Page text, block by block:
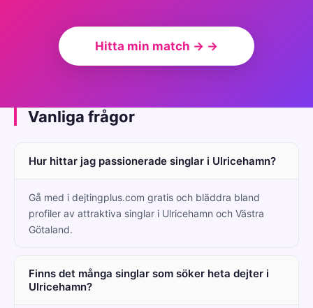
Hitta min match → →
Vanliga frågor
Hur hittar jag passionerade singlar i Ulricehamn?
Gå med i dejtingplus.com gratis och bläddra bland
profiler av attraktiva singlar i Ulricehamn och Västra
Götaland.
Finns det många singlar som söker heta dejter i
Ulricehamn?